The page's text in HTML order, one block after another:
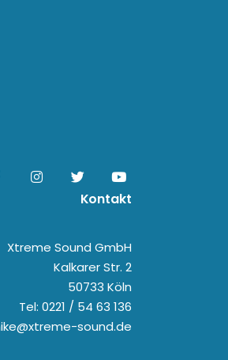
Kontakt
Xtreme Sound GmbH
Kalkarer Str. 2
50733 Köln
Tel: 0221 / 54 63 136
sound.de